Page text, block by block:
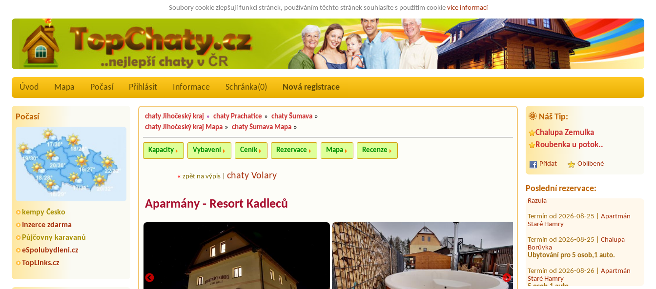
Soubory cookie zlepšují funkci stránek, používáním těchto stránek souhlasíte s použitím cookie více informací
Úvod Mapa Počasí Přihlásit Informace Schránka(0) Nová registrace
Počasí
kempy Česko
Inzerce zdarma
Půjčovny karavanů
eSpolubydleni.cz
TopLinks.cz
🌞 Náš Tip:
Chalupa Zemulka
Roubenka u potok..
Přidat Oblíbené
Poslední rezervace:
Termín od 2026-09-25 |
Zemi 211
Termín od 2026-08-26 |
Alpina
vedle sebe.
Razula
Termín od 2026-08-25 |
Staré Hamry
Termín od 2026-08-25 |
Borůvka
Ubytování pro 5 osob,1 auto.
Termín od 2026-08-26 |Apartmán
Staré Hamry
5 osob,1 auto.
chaty Jihočeský kraj » chaty Prachatice » chaty Šumava »
chaty Jihočeský kraj Mapa » chaty Šumava Mapa »
Kapacity Vybavení Ceník Rezervace Mapa Recenze
«zpět na výpis |chaty Volary
Aparmány - Resort Kadleců